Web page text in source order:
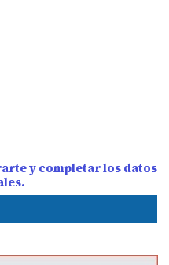
y completar los datos